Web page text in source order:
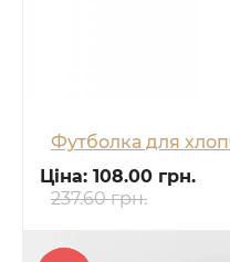
Футболка для
Ціна: 108.00 грн.
237.60 грн.